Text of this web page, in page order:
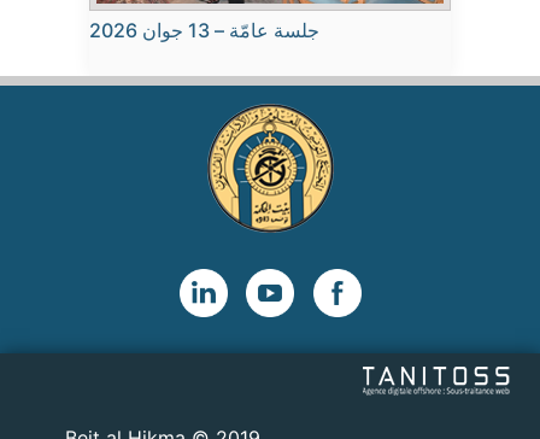
جلسة عامّة – 13 جوان 2026